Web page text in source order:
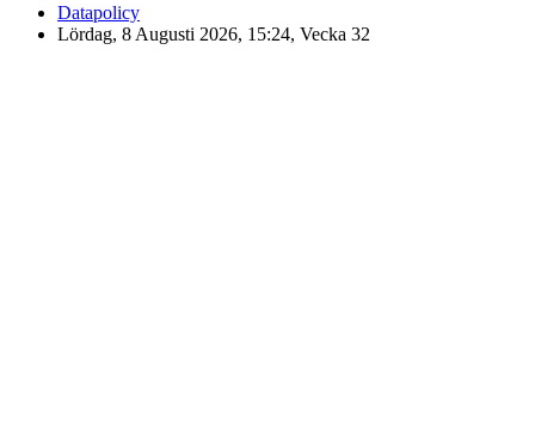
Datapolicy
Lördag, 8 Augusti 2026, 15:24, Vecka 32